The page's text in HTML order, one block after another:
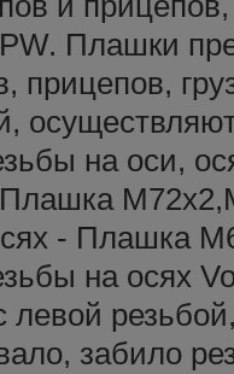
Плашки
прицепов,
на оси,
- Плашка
на осях
забило